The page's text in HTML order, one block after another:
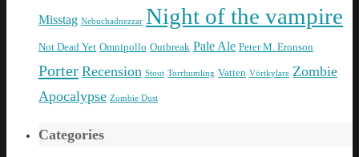
Misstag Nebuchadnezzar Night of the vampire
Not Dead Yet Omnipollo Outbreak Pale Ale Peter M. Eronson
Porter Recension Stout Torrhumling Vatten Vörtkylare Zombie
Apocalypse Zombie Dust
Categories